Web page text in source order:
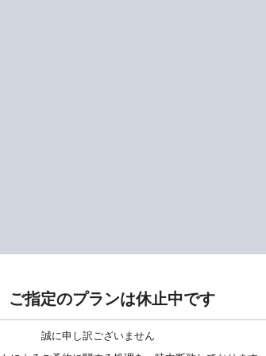
ご指定のプランは休止中です
誠に申し訳ございません